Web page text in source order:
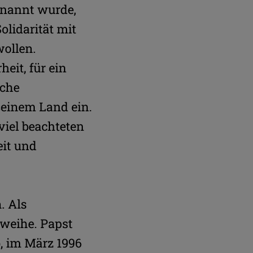
wurde,
mit
für ein
Land ein.
beachteten
und
Als
Papst
im März 1996